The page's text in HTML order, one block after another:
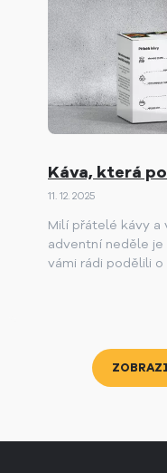
Káva, která
11. 12. 2025
Milí přátelé kávy a
adventní neděle je
vámi rádi podělili